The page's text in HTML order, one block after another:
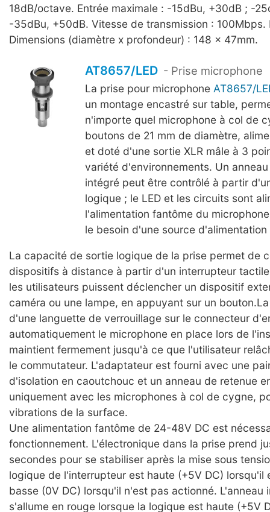
18dB/octave. Entrée maximale : -15dBu, +30dB ; -
-35dBu, +50dB. Vitesse de transmission : 100Mbps.
Dimensions (diamètre x profondeur) : 148 x 47mm.
AT8657/LED - Prise microphone
La prise pour microphone AT8657/
un montage encastré sur table,
n'importe quel microphone à col de
boutons de 21 mm de diamètre,
et doté d'une sortie XLR mâle à 3
variété d'environnements. Un
intégré peut être contrôlé à partir
logique ; le LED et les circuits sont
l'alimentation fantôme du
le besoin d'une source
La capacité de sortie logique de la prise permet de
dispositifs à distance à partir d'un interrupteur
les utilisateurs puissent déclencher un dispositif
caméra ou une lampe, en appuyant sur un
d'une languette de verrouillage sur le connecteur
automatiquement le microphone en place lors de
maintient fermement jusqu'à ce que l'utilisateur
le commutateur. L'adaptateur est fourni avec une
d'isolation en caoutchouc et un anneau de retenue
uniquement avec les microphones à col de cygne,
vibrations de la surface.
Une alimentation fantôme de 24-48V DC est
fonctionnement. L'électronique dans la prise prend
secondes pour se stabiliser après la mise sous
logique de l'interrupteur est haute (+5V DC) lorsqu'il
basse (0V DC) lorsqu'il n'est pas actionné. L'anneau
s'allume en rouge lorsque la logique est haute (+5V